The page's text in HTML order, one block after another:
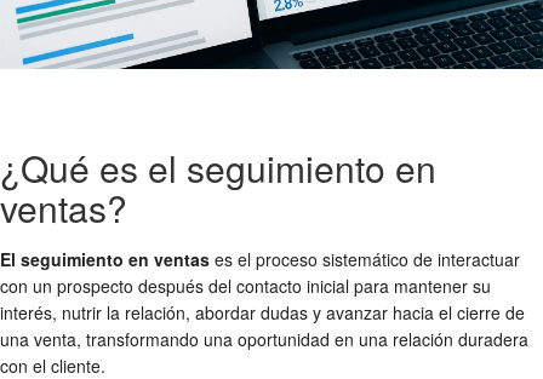
¿Qué es el seguimiento en
ventas?
El seguimiento en ventas es el proceso sistemático de interactuar
con un prospecto después del contacto inicial para mantener su
interés, nutrir la relación, abordar dudas y avanzar hacia el cierre de
una venta, transformando una oportunidad en una relación duradera
con el cliente.